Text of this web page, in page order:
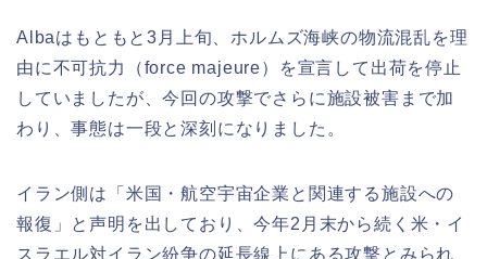
Albaはもともと3月上旬、ホルムズ海峡の物流混乱を理
由に不可抗力（force majeure）を宣言して出荷を停止
していましたが、今回の攻撃でさらに施設被害まで加
わり、事態は一段と深刻になりました。
イラン側は「米国・航空宇宙企業と関連する施設への
報復」と声明を出しており、今年2月末から続く米・イ
スラエル対イラン紛争の延長線上にある攻撃とみられ